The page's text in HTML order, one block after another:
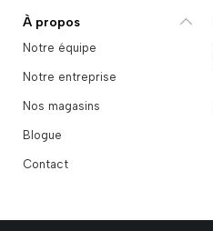
À propos
Notre équipe
Notre entreprise
Nos magasins
Blogue
Contact